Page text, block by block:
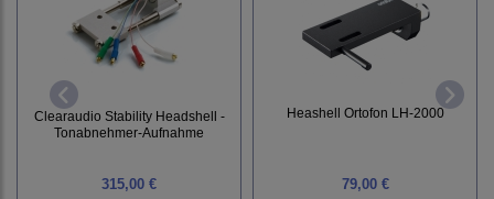
Clearaudio Stability Headshell -
Tonabnehmer-Aufnahme
315,00 €
Heashell Ortofon LH-2000
79,00 €